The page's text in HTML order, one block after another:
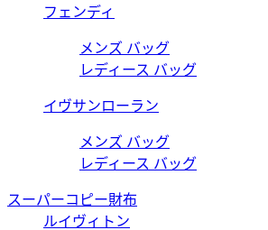
フェンディ
メンズ バッグ
レディース バッグ
イヴサンローラン
メンズ バッグ
レディース バッグ
スーパーコピー財布
ルイヴィトン